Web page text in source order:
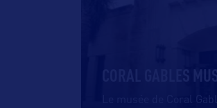
CORAL GABLES
Le musée de Coral